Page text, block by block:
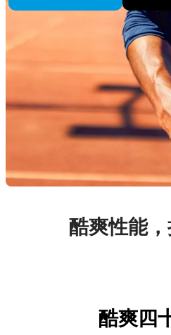
酷爽性能
酷爽四